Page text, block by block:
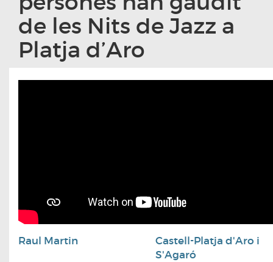
de les Nits de Jazz a
Platja d’Aro
Raul Martin
Castell-Platja d'Aro i
S'Agaró